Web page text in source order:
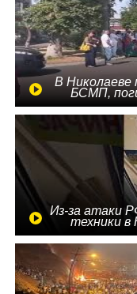
В Николаеве
БСМП,
Из-за атаки
техники в